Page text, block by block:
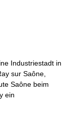
Industriestadt in
sur Saône,
Saône beim
ein